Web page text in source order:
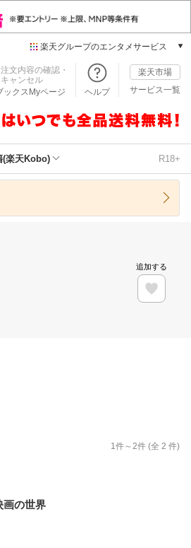
楽天グループのエンタメサービス
本/ゲーム/CD/DVD
楽天ブックス
楽天Kobo
楽天ミュージック
楽天TV
注文内容の確認・
キャンセル
ックスMyページ
ヘルプ
楽天市場
サービス一覧
(楽天Kobo) R18+
追加する
1 件～ 2件 (全 2 件)
画の世界